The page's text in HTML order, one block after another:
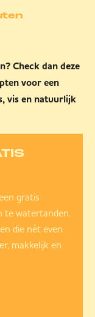
Check dan deze
voor een
vis en natuurlijk
gratis
te watertanden.
die nét even
makkelijk en